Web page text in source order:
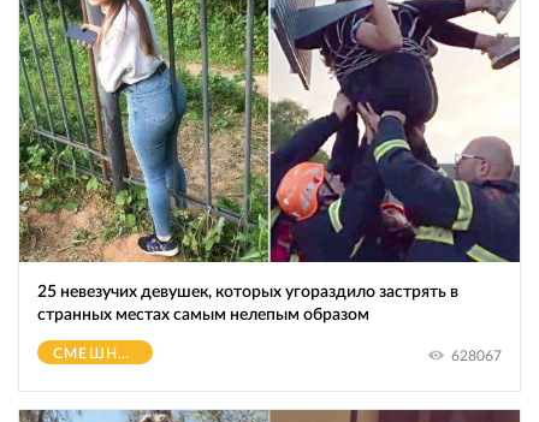
25 невезучих девушек, которых угораздило застрять в
странных местах самым нелепым образом
СМЕШНОЕ 628067